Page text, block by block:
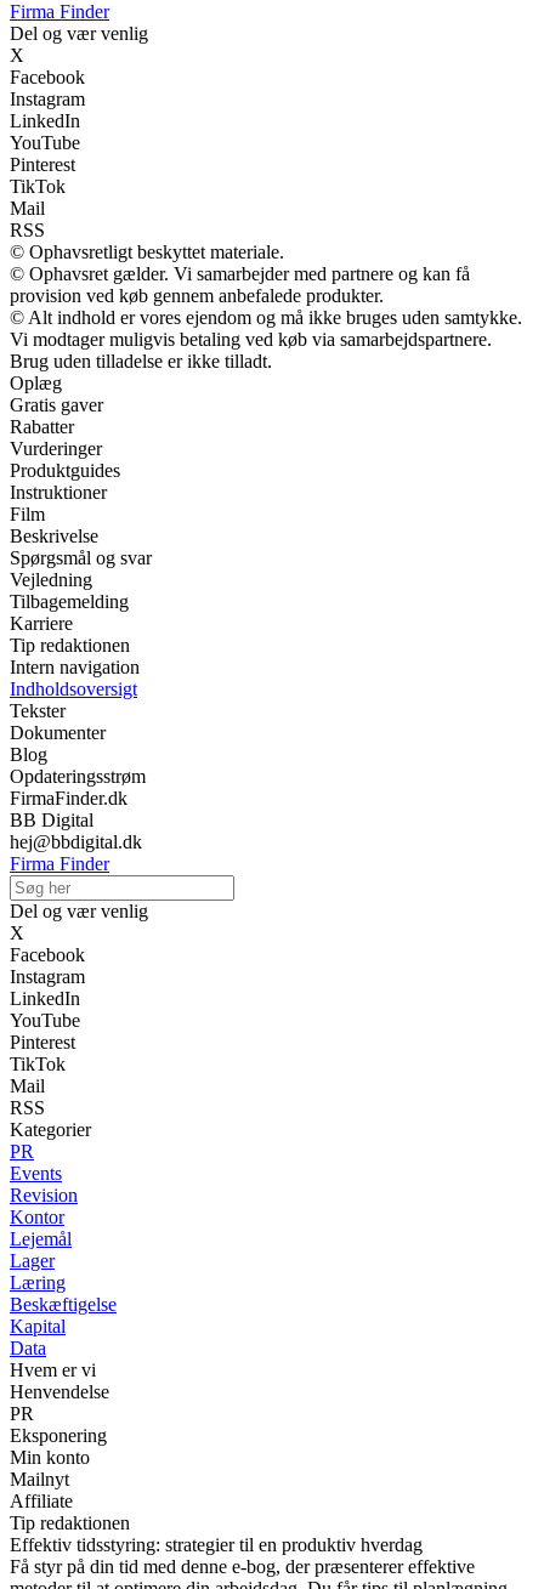
Firma Finder
Del og vær venlig
X
Facebook
Instagram
LinkedIn
YouTube
Pinterest
TikTok
Mail
RSS
© Ophavsretligt beskyttet materiale.
© Ophavsret gælder. Vi samarbejder med partnere og kan få
provision ved køb gennem anbefalede produkter.
© Alt indhold er vores ejendom og må ikke bruges uden samtykke.
Vi modtager muligvis betaling ved køb via samarbejdspartnere.
Brug uden tilladelse er ikke tilladt.
Oplæg
Gratis gaver
Rabatter
Vurderinger
Produktguides
Instruktioner
Film
Beskrivelse
Spørgsmål og svar
Vejledning
Tilbagemelding
Karriere
Tip redaktionen
Intern navigation
Indholdsoversigt
Tekster
Dokumenter
Blog
Opdateringsstrøm
FirmaFinder.dk
BB Digital
hej@bbdigital.dk
Firma Finder
Del og vær venlig
X
Facebook
Instagram
LinkedIn
YouTube
Pinterest
TikTok
Mail
RSS
Kategorier
PR
Events
Revision
Kontor
Lejemål
Lager
Læring
Beskæftigelse
Kapital
Data
Hvem er vi
Henvendelse
PR
Eksponering
Min konto
Mailnyt
Affiliate
Tip redaktionen
Effektiv tidsstyring: strategier til en produktiv hverdag
Få styr på din tid med denne e-bog, der præsenterer effektive